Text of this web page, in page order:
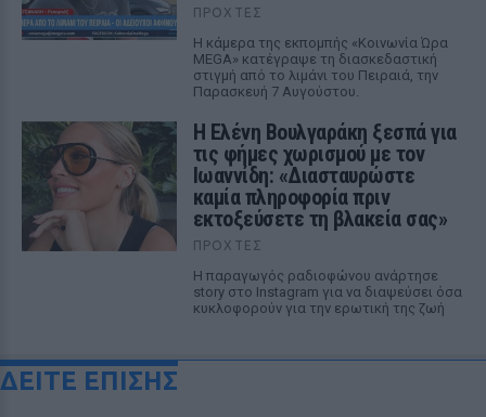
ΠΡΟΧΤΈΣ
Η κάμερα της εκπομπής «Κοινωνία Ώρα
MEGA» κατέγραψε τη διασκεδαστική
στιγμή από το λιμάνι του Πειραιά, την
Παρασκευή 7 Αυγούστου.
Η Ελένη Βουλγαράκη ξεσπά για
τις φήμες χωρισμού με τον
Ιωαννίδη: «Διασταυρώστε
καμία πληροφορία πριν
εκτοξεύσετε τη βλακεία σας»
ΠΡΟΧΤΈΣ
Η παραγωγός ραδιοφώνου ανάρτησε
story στο Instagram για να διαψεύσει όσα
κυκλοφορούν για την ερωτική της ζωή
ΔΕΙΤΕ ΕΠΙΣΗΣ